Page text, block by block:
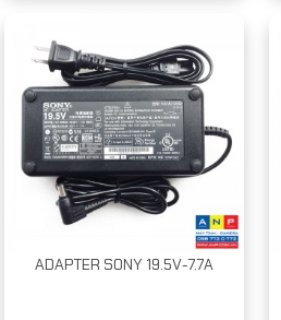
ADAPTER SONY 19.5V-7.7A